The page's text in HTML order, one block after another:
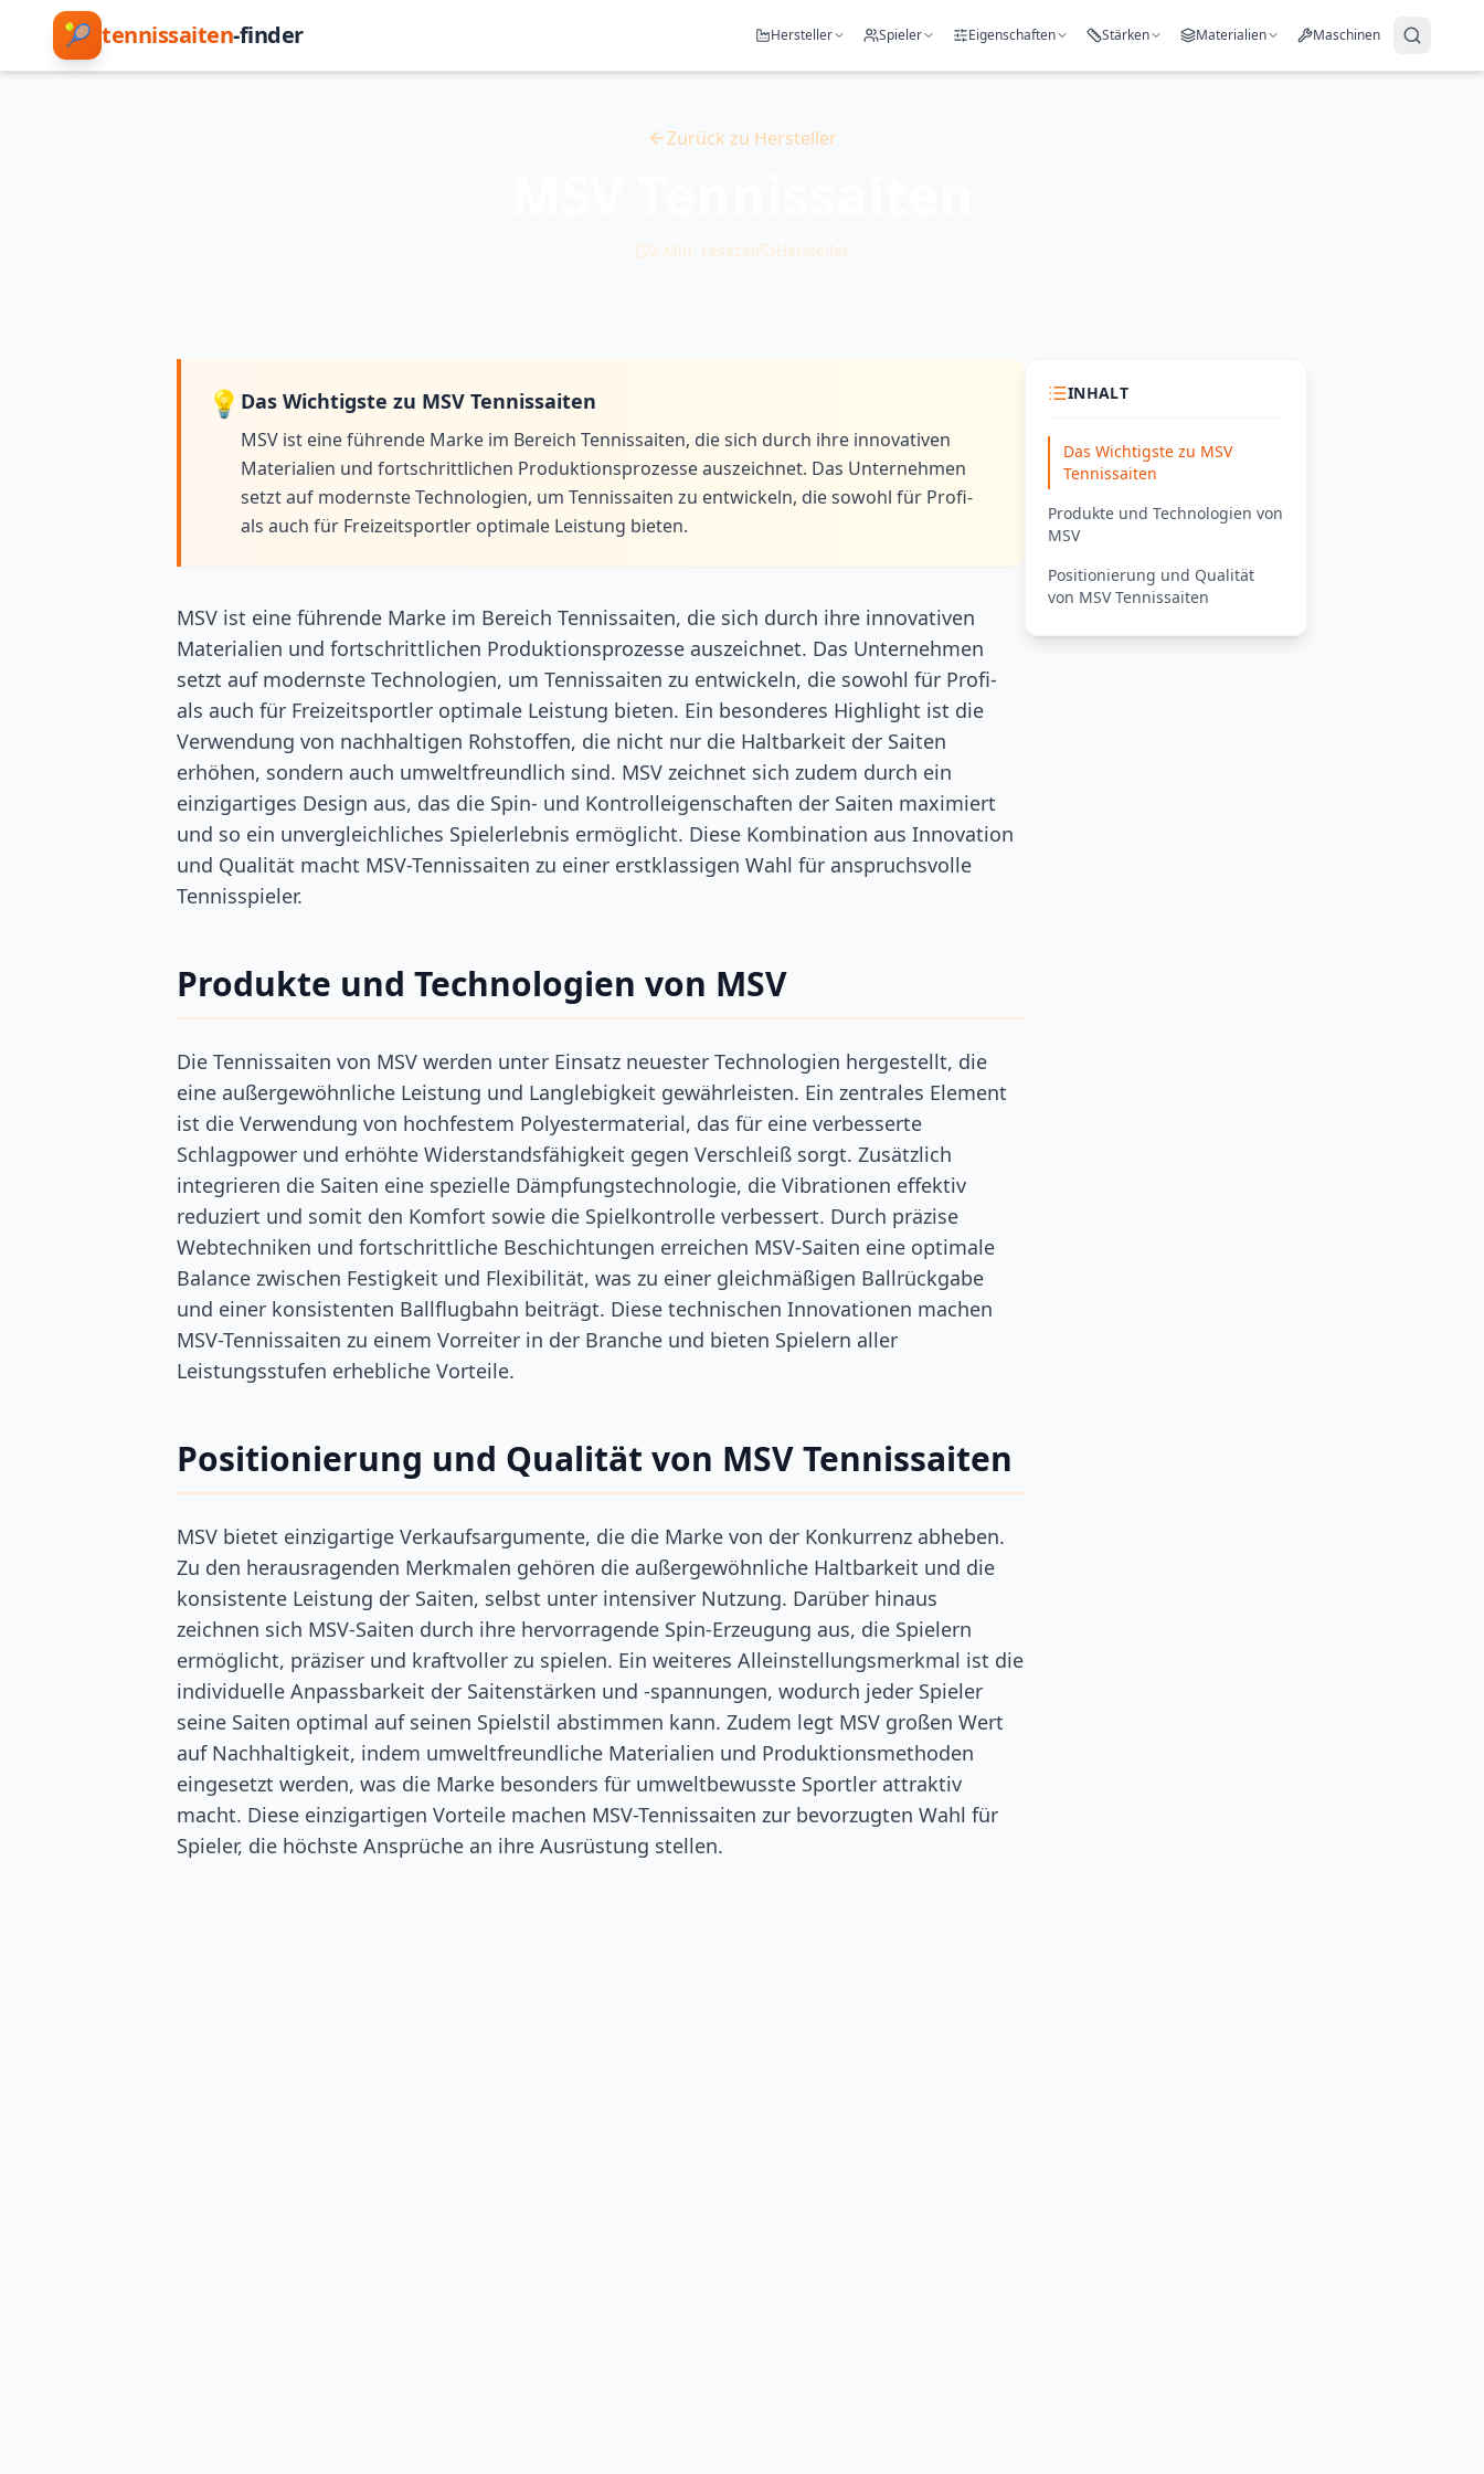
🎾 tennissaiten-finder Hersteller Spieler Eigenschaften Stärken Materialien Maschinen
Zurück zu Hersteller
2 Min. Lesezeit Hersteller
💡 Das Wichtigste zu MSV Tennissaiten
MSV ist eine führende Marke im Bereich Tennissaiten, die sich durch ihre innovativen
Materialien und fortschrittlichen Produktionsprozesse auszeichnet. Das Unternehmen
setzt auf modernste Technologien, um Tennissaiten zu entwickeln, die sowohl für Profi-
als auch für Freizeitsportler optimale Leistung bieten.
MSV ist eine führende Marke im Bereich Tennissaiten, die sich durch ihre innovativen
Materialien und fortschrittlichen Produktionsprozesse auszeichnet. Das Unternehmen
setzt auf modernste Technologien, um Tennissaiten zu entwickeln, die sowohl für Profi-
als auch für Freizeitsportler optimale Leistung bieten. Ein besonderes Highlight ist die
Verwendung von nachhaltigen Rohstoffen, die nicht nur die Haltbarkeit der Saiten
erhöhen, sondern auch umweltfreundlich sind. MSV zeichnet sich zudem durch ein
einzigartiges Design aus, das die Spin- und Kontrolleigenschaften der Saiten maximiert
und so ein unvergleichliches Spielerlebnis ermöglicht. Diese Kombination aus Innovation
und Qualität macht MSV-Tennissaiten zu einer erstklassigen Wahl für anspruchsvolle
Tennisspieler.
Produkte und Technologien von MSV
Die Tennissaiten von MSV werden unter Einsatz neuester Technologien hergestellt, die
eine außergewöhnliche Leistung und Langlebigkeit gewährleisten. Ein zentrales Element
ist die Verwendung von hochfestem Polyestermaterial, das für eine verbesserte
Schlagpower und erhöhte Widerstandsfähigkeit gegen Verschleiß sorgt. Zusätzlich
integrieren die Saiten eine spezielle Dämpfungstechnologie, die Vibrationen effektiv
reduziert und somit den Komfort sowie die Spielkontrolle verbessert. Durch präzise
Webtechniken und fortschrittliche Beschichtungen erreichen MSV-Saiten eine optimale
Balance zwischen Festigkeit und Flexibilität, was zu einer gleichmäßigen Ballrückgabe
und einer konsistenten Ballflugbahn beiträgt. Diese technischen Innovationen machen
MSV-Tennissaiten zu einem Vorreiter in der Branche und bieten Spielern aller
Leistungsstufen erhebliche Vorteile.
Positionierung und Qualität von MSV Tennissaiten
MSV bietet einzigartige Verkaufsargumente, die die Marke von der Konkurrenz abheben.
Zu den herausragenden Merkmalen gehören die außergewöhnliche Haltbarkeit und die
konsistente Leistung der Saiten, selbst unter intensiver Nutzung. Darüber hinaus
zeichnen sich MSV-Saiten durch ihre hervorragende Spin-Erzeugung aus, die Spielern
ermöglicht, präziser und kraftvoller zu spielen. Ein weiteres Alleinstellungsmerkmal ist die
individuelle Anpassbarkeit der Saitenstärken und -spannungen, wodurch jeder Spieler
seine Saiten optimal auf seinen Spielstil abstimmen kann. Zudem legt MSV großen Wert
auf Nachhaltigkeit, indem umweltfreundliche Materialien und Produktionsmethoden
eingesetzt werden, was die Marke besonders für umweltbewusste Sportler attraktiv
macht. Diese einzigartigen Vorteile machen MSV-Tennissaiten zur bevorzugten Wahl für
Spieler, die höchste Ansprüche an ihre Ausrüstung stellen.
INHALT
Das Wichtigste zu MSV
Tennissaiten
Produkte und Technologien von
MSV
Positionierung und Qualität
von MSV Tennissaiten